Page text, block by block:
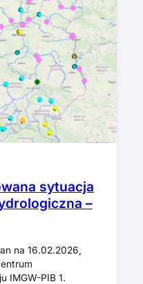
sytuacja
–
na 16.02.2026,
IMGW-PIB 1.